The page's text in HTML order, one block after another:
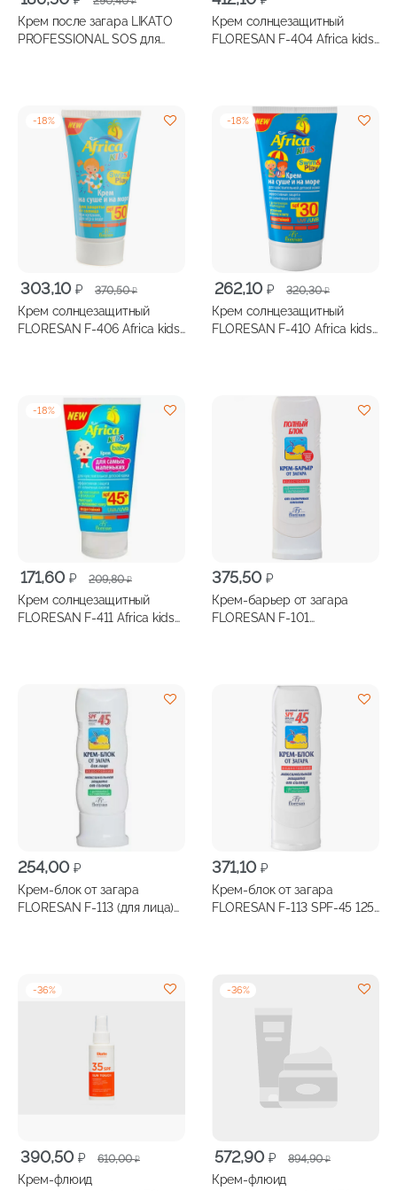
цена
составляла
цена:
186,50 ₽.
Крем после загара LIKATO
PROFESSIONAL SOS для
Крем солнцезащитный
FLORESAN F-404 Africa kids
-18%
370,50₽
Первоначальная
цена
составляла
303,10 ₽
Текущая
цена:
303,10 ₽.
Крем солнцезащитный
FLORESAN F-406 Africa kids
-18%
320,30₽
Первоначальная
цена
составляла
262,10 ₽
Текущая
цена:
262,10 ₽.
Крем солнцезащитный
FLORESAN F-410 Africa kids
-18%
209,80₽
Первоначальная
цена
составляла
171,60 ₽
Текущая
цена:
171,60 ₽.
Крем солнцезащитный
FLORESAN F-411 Africa kids
375,50 ₽
Крем-барьер от загара
FLORESAN F-101
254,00 ₽
Крем-блок от загара
FLORESAN F-113 (для лица)
371,10 ₽
Крем-блок от загара
FLORESAN F-113 SPF-45 125
-36%
610,00₽
Первоначальная
цена
390,50 ₽
Текущая
цена:
Крем-флюид
-36%
894,90₽
Первоначальная
цена
572,90 ₽
Текущая
цена:
Крем-флюид